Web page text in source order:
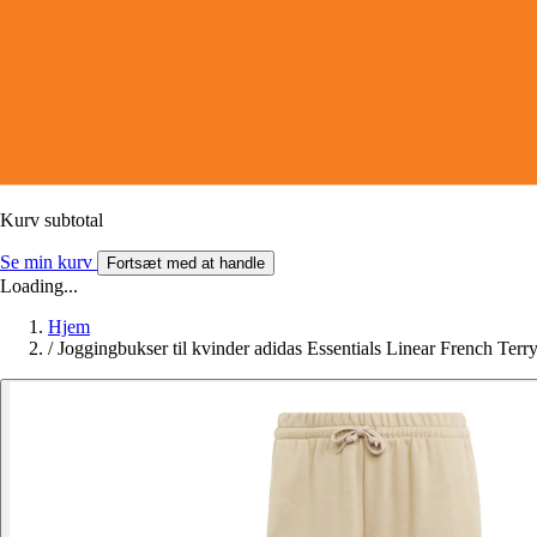
Kurv subtotal
Se min kurv Fortsæt med at handle
Loading...
Hjem
/ Joggingbukser til kvinder adidas Essentials Linear French Terry